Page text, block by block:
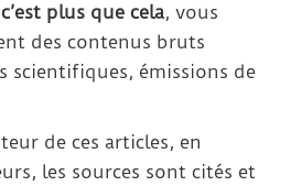
plus que cela, vous
des contenus bruts
scientifiques, émissions de
de ces articles, en
les sources sont cités et